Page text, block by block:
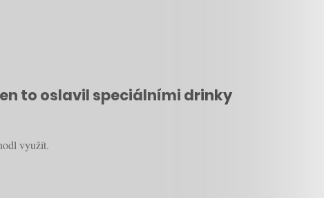
to oslavil speciálními drinky
využít.